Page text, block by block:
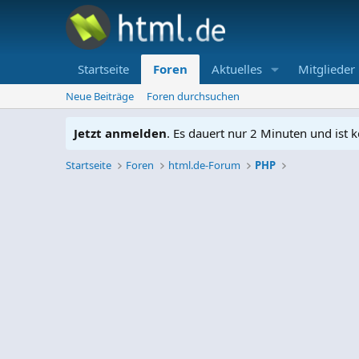
Startseite Foren Aktuelles Mitglieder
Neue Beiträge Foren durchsuchen
Jetzt anmelden. Es dauert nur 2 Minuten und ist
Startseite Foren html.de-Forum PHP